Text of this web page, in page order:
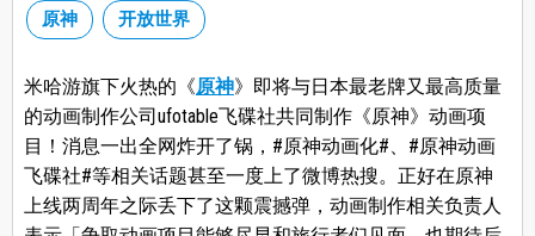
原神 开放世界
米哈游旗下火热的《原神》即将与日本最老牌又最高质量
的动画制作公司ufotable飞碟社共同制作《原神》动画项
目！消息一出全网炸开了锅，#原神动画化#、#原神动画
飞碟社#等相关话题甚至一度上了微博热搜。正好在原神
上线两周年之际丢下了这颗震撼弹，动画制作相关负责人